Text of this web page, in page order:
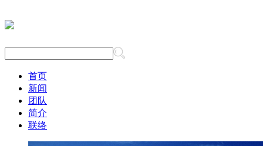
首页
新闻
团队
简介
联络